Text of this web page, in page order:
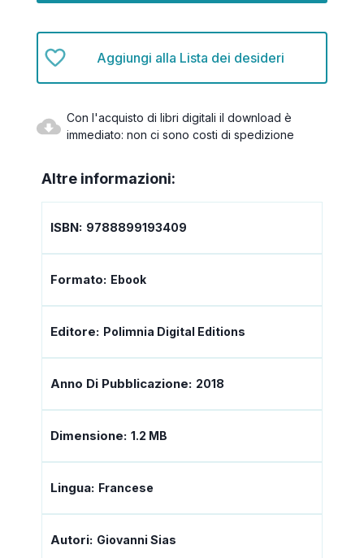
Aggiungi alla Lista dei desideri
Con l'acquisto di libri digitali il download è
immediato: non ci sono costi di spedizione
Altre informazioni:
ISBN: 9788899193409
Formato: Ebook
Editore: Polimnia Digital Editions
Anno Di Pubblicazione: 2018
Dimensione: 1.2 MB
Lingua: Francese
Autori: Giovanni Sias